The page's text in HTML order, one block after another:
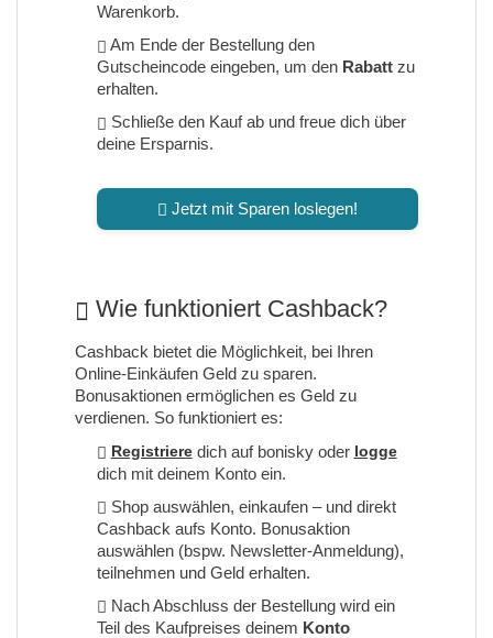
Warenkorb.
Am Ende der Bestellung den
Gutscheincode eingeben, um den Rabattzu
erhalten.
Schließe den Kauf ab und freue dich über
deine Ersparnis.
Jetzt mit Sparen loslegen!
Wie funktioniert Cashback?
Cashback bietet die Möglichkeit, bei Ihren
Online-Einkäufen Geld zu sparen.
Bonusaktionen ermöglichen es Geld zu
verdienen. So funktioniert es:
Registrieredich auf bonisky oder logge
dich mit deinem Konto ein.
Shop auswählen, einkaufen – und direkt
Cashback aufs Konto. Bonusaktion
auswählen (bspw. Newsletter-Anmeldung),
teilnehmen und Geld erhalten.
Nach Abschluss der Bestellung wird ein
Teil des Kaufpreises deinem Konto